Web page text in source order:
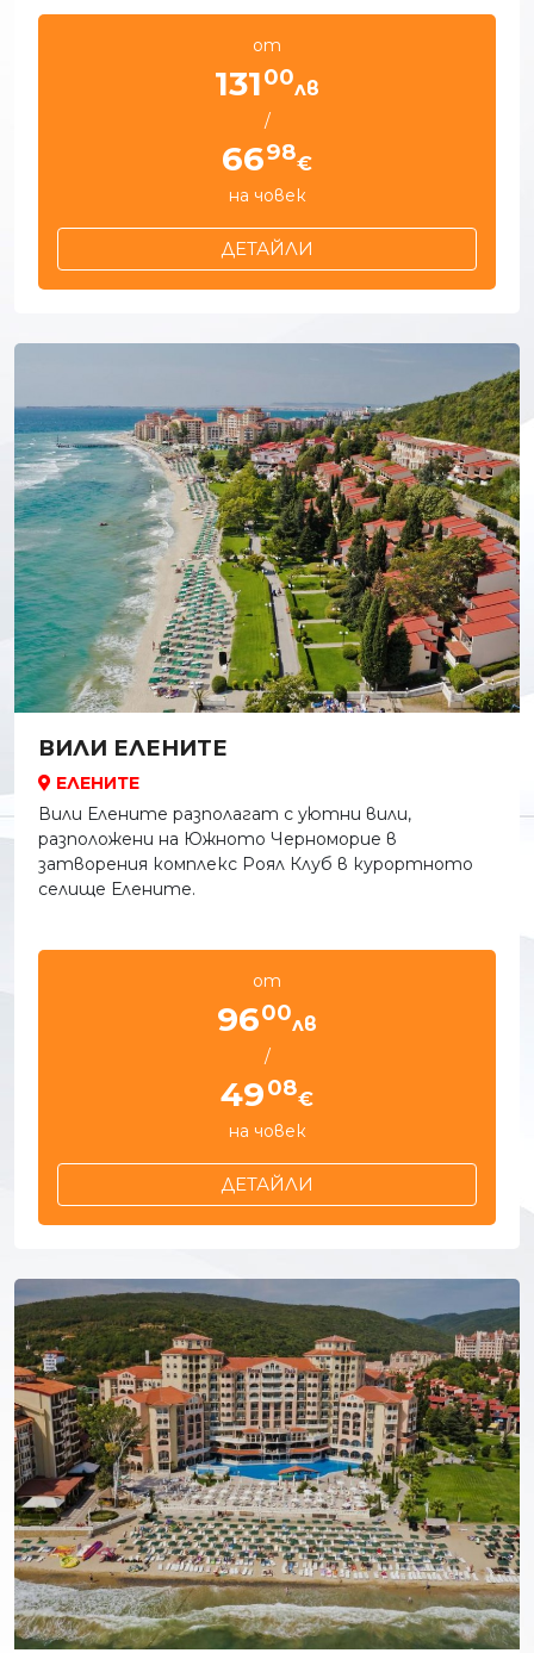
от
13100лв
/
6698€
на човек
ДЕТАЙЛИ
ВИЛИ ЕЛЕНИТЕ
ЕЛЕНИТЕ
Вили Елените разполагат с уютни вили,
разположени на Южното Черноморие в
затворения комплекс Роял Клуб в курортното
селище Елените.
от
9600лв
/
4908€
на човек
ДЕТАЙЛИ